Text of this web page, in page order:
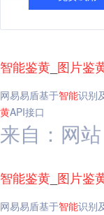
智能鉴黄 图片鉴
网易易盾基于智能识别
黄API接口
来自：网站
智能鉴黄 图片鉴
网易易盾基于智能识别